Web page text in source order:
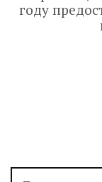
году